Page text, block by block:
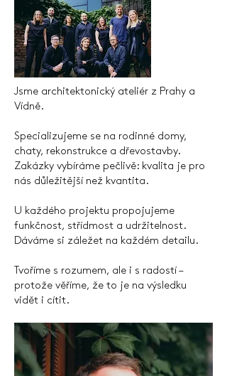
Jsme architektonický ateliér z Prahy a
Vídně.
Specializujeme se na rodinné domy,
chaty, rekonstrukce a dřevostavby.
Zakázky vybíráme pečlivě: kvalita je pro
nás důležitější než kvantita.
U každého projektu propojujeme
funkčnost, střídmost a udržitelnost.
Dáváme si záležet na každém detailu.
Tvoříme s rozumem, ale i s radostí –
protože věříme, že to je na výsledku
vidět i cítit.